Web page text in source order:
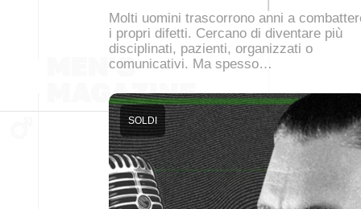
Molti uomini trascorrono anni a
i propri difetti. Cercano di diventare più
disciplinati, pazienti, organizzati o
comunicativi. Ma spesso…
SOLDI